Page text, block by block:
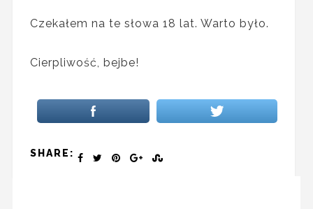
Czekałem na te słowa 18 lat. Warto było.
Cierpliwość, bejbe!
SHARE: